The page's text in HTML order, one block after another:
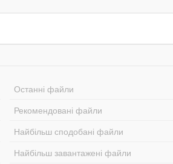
Останні файли
Рекомендовані файли
Найбільш сподобані файли
Найбільш завантажені файли